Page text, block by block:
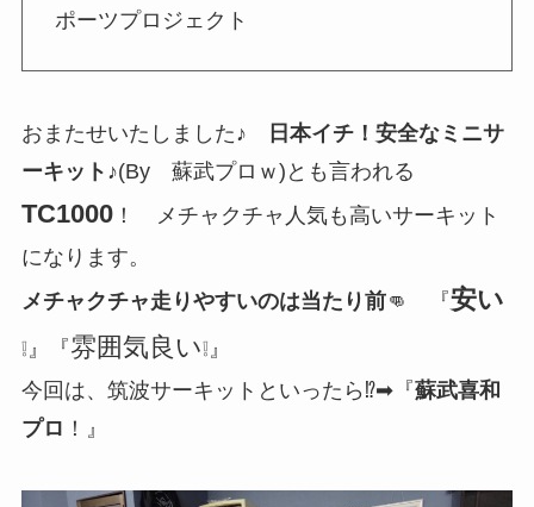
ポーツプロジェクト
おまたせいたしました♪
日本イチ！安全なミニサ
ーキット ♪(By 蘇武プロｗ)とも言われる
TC1000！ メチャクチャ人気も高いサーキット
になります。
メチャクチャ走りやすいのは当たり前👊 『安い
❕』『雰囲気良い❕』
今回は、筑波サーキットといったら⁉➡『蘇武喜和
プロ ！』